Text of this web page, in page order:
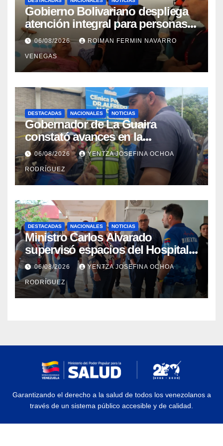
Gobierno Bolivariano despliega
atención integral para personas
con discapacidad en
campamentos de La Guaira
06/08/2026 ROIMAN FERMIN NAVARRO
VENEGAS
DESTACADAS NACIONALES NOTICIAS
Gobernador de La Guaira
constató avances en la
rehabilitación del Hospitalito de
Catia la Mar
06/08/2026 YENTZA JOSEFINA OCHOA
RODRÍGUEZ
DESTACADAS NACIONALES NOTICIAS
Ministro Carlos Alvarado
supervisó espacios del Hospital
Dermatológico Dr. Martín Vegas
en La Guaira
06/08/2026 YENTZA JOSEFINA OCHOA
RODRÍGUEZ
Garantizando el derecho a la salud de todos los venezolanos a
través de un sistema público accesible y de calidad.